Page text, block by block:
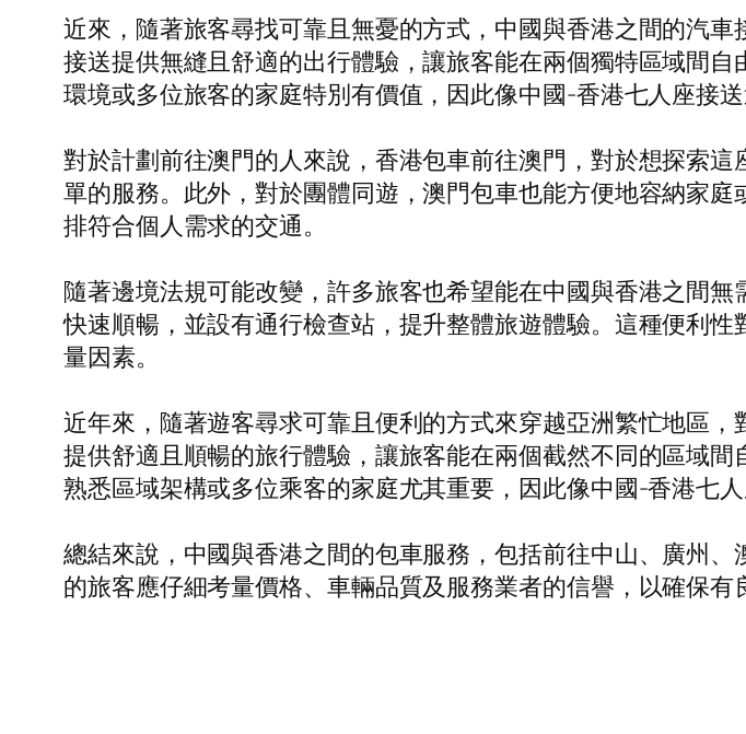
近來，隨著旅客尋找可靠且無憂的方式，中國與香港之間的汽
接送提供無縫且舒適的出行體驗，讓旅客能在兩個獨特區域間
環境或多位旅客的家庭特別有價值，因此像中國-香港七人座接送
對於計劃前往澳門的人來說，香港包車前往澳門，對於想探索
單的服務。此外，對於團體同遊，澳門包車也能方便地容納家
排符合個人需求的交通。
隨著邊境法規可能改變，許多旅客也希望能在中國與香港之間
快速順暢，並設有通行檢查站，提升整體旅遊體驗。這種便利
量因素。
近年來，隨著遊客尋求可靠且便利的方式來穿越亞洲繁忙地區
提供舒適且順暢的旅行體驗，讓旅客能在兩個截然不同的區域
熟悉區域架構或多位乘客的家庭尤其重要，因此像中國-香港七
總結來說，中國與香港之間的包車服務，包括前往中山、廣州
的旅客應仔細考量價格、車輛品質及服務業者的信譽，以確保有